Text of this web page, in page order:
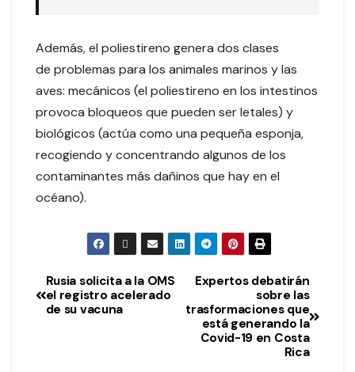
Además, el poliestireno genera dos clases
de problemas para los animales marinos y las
aves: mecánicos (el poliestireno en los intestinos
provoca bloqueos que pueden ser letales) y
biológicos (actúa como una pequeña esponja,
recogiendo y concentrando algunos de los
contaminantes más dañinos que hay en el
océano).
Expertos debatirán
sobre las
trasformaciones que
está generando la
Covid-19 en Costa
Rica
Rusia solicita a la OMS
el registro acelerado
de su vacuna